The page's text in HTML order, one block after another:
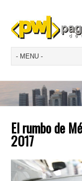
El rumbo de
2017